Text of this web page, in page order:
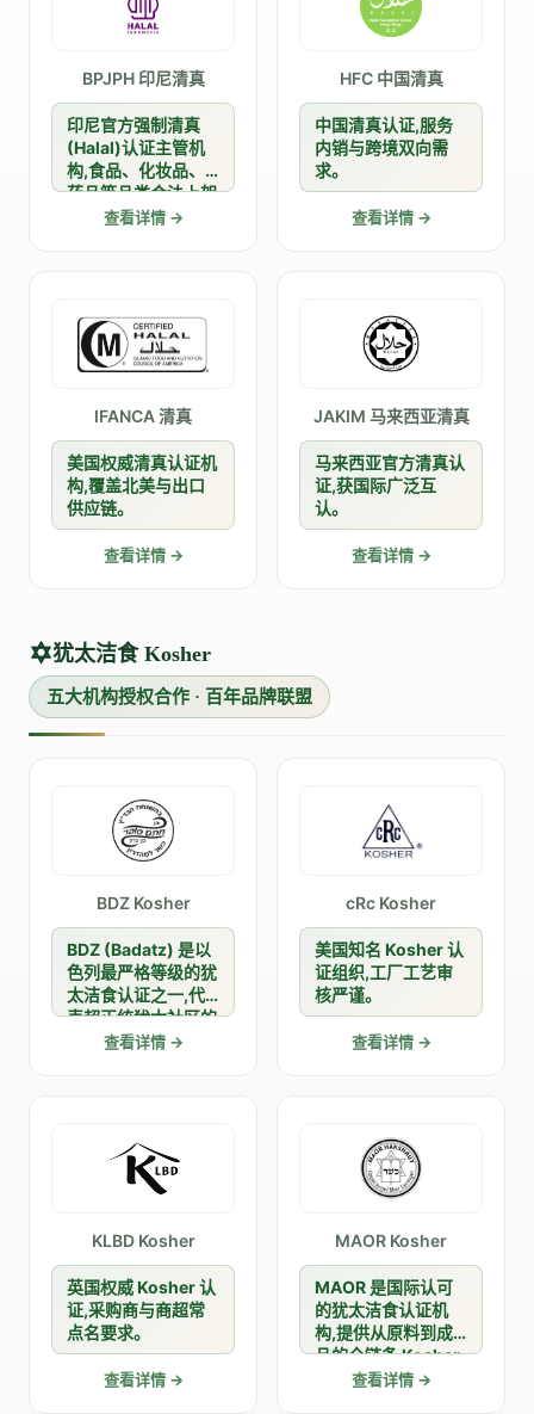
BPJPH 印尼清真
印尼官方强制清真
(Halal)认证主管机
构,食品、化妆品、
药品等品类合法上架
印尼市场的通行证。
查看详情 →
HFC 中国清真
中国清真认证,服务
内销与跨境双向需
求。
查看详情 →
IFANCA 清真
美国权威清真认证机
构,覆盖北美与出口
供应链。
查看详情 →
JAKIM 马来西亚清真
马来西亚官方清真认
证,获国际广泛互
认。
查看详情 →
✡犹太洁食 Kosher
五大机构授权合作 · 百年品牌联盟
BDZ Kosher
BDZ (Badatz) 是以
色列最严格等级的犹
太洁食认证之一,代
表超正统犹太社区的
最高标准,在全球犹
查看详情 →
cRc Kosher
美国知名 Kosher 认
证组织,工厂工艺审
核严谨。
查看详情 →
KLBD Kosher
英国权威 Kosher 认
证,采购商与商超常
点名要求。
查看详情 →
MAOR Kosher
MAOR 是国际认可
的犹太洁食认证机
构,提供从原料到成
品的全链条 Kosher
审核服务,在中东、
查看详情 →